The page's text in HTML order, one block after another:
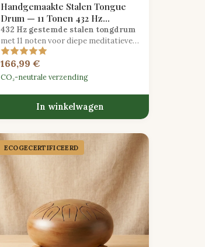
Handgemaakte Stalen Tongue
Drum — 11 Tonen 432 Hz
Helende Frequentie
432 Hz gestemde stalen tongdrum
met 11 noten voor diepe meditatieve
klanktherapie en aandachtige
ontspanning.
166,99 €
CO₂-neutrale verzending
In winkelwagen
ECOGECER­TIFICEERD